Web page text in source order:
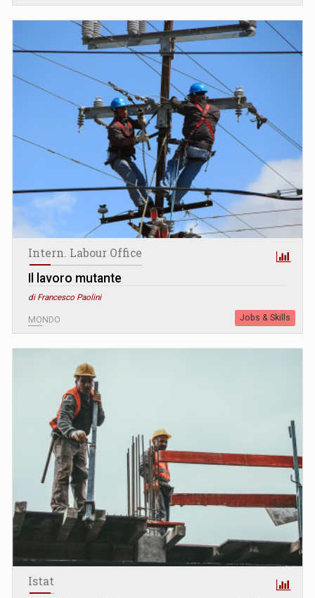
Intern. Labour Office
Il lavoro mutante
di Francesco Paolini
MONDO Jobs & Skills
Istat